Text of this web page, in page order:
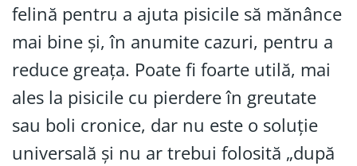
felină pentru a ajuta pisicile să mănânce
mai bine și, în anumite cazuri, pentru a
reduce greața. Poate fi foarte utilă, mai
ales la pisicile cu pierdere în greutate
sau boli cronice, dar nu este o soluție
universală și nu ar trebui folosită „după